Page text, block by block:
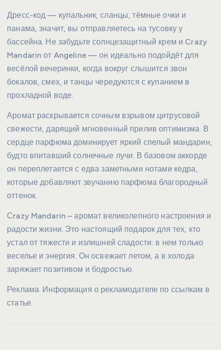
Дресс-код — купальник, сланцы, тёмные очки и
панама, значит, вы отправляетесь на тусовку у
бассейна. Не забудьте солнцезащитный крем и Crazy
Mandarin от Angeline — он идеально подойдёт для
весёлой вечеринки, когда вокруг слышится звон
бокалов, смех, и танцы чередуются с купанием в
прохладной воде.
Аромат раскрывается сочным взрывом цитрусовой
свежести, дарящий мгновенный прилив оптимизма. В
сердце парфюма доминирует яркий спелый мандарин,
будто впитавший солнечные лучи. В базовом аккорде
он переплетается с едва заметными нотами кедра,
которые добавляют звучанию парфюма благородный
оттенок.
Сrazy Mandarin – аромат великолепного настроения и
радости жизни. Это настоящий подарок для тех, кто
устал от тяжести и излишней сладости: в нем только
веселье и энергия. Он освежает летом, а в холода
заряжает позитивом и бодростью.
Реклама. Информация о рекламодателе по ссылкам в
статье.